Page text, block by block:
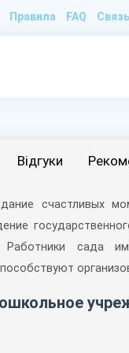
Правила FAQ
Вiдгуки
счастливых
Работники сада